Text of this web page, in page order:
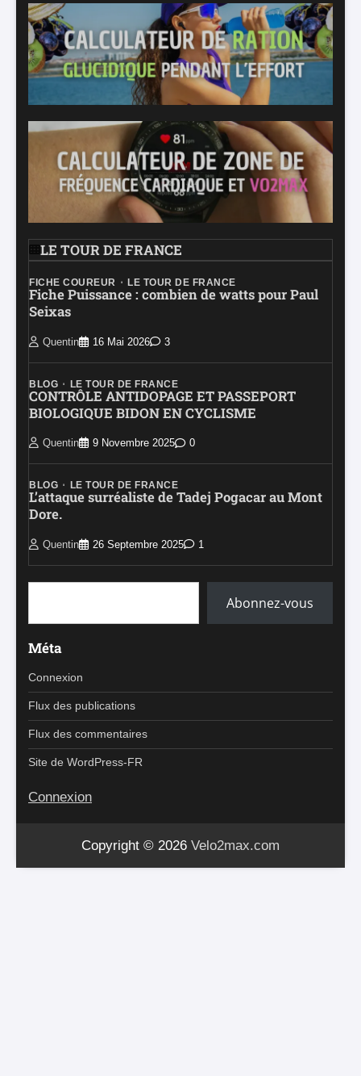
LE TOUR DE FRANCE
FICHE COUREUR LE TOUR DE FRANCE
Fiche Puissance : combien de watts pour Paul
Seixas
Quentin 16 Mai 2026 3
BLOG LE TOUR DE FRANCE
CONTRÔLE ANTIDOPAGE ET PASSEPORT
BIOLOGIQUE BIDON EN CYCLISME
Quentin 9 Novembre 2025 0
BLOG LE TOUR DE FRANCE
L’attaque surréaliste de Tadej Pogacar au Mont
Dore.
Quentin 26 Septembre 2025 1
Saisissez votre adresse e-mail…
Abonnez-vous
Méta
Connexion
Flux des publications
Flux des commentaires
Site de WordPress-FR
Connexion
Copyright © 2026 Velo2max.com